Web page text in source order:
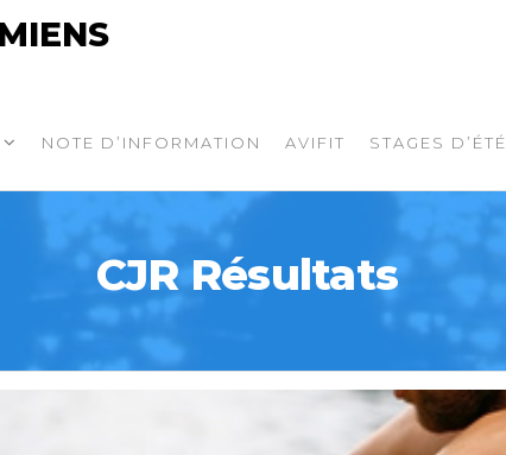
NOTE D’INFORMATION AVIFIT STAGES D’ÉTÉ
CJR Résultats